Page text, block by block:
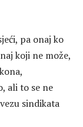
pa onaj ko
koji ne može,
ali to se ne
sindikata